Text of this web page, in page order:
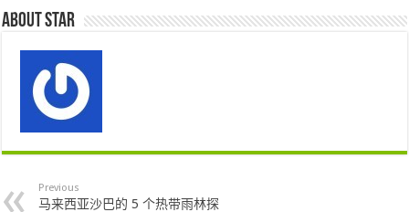
About star
Previous
马来西亚沙巴的 5 个热带雨林探